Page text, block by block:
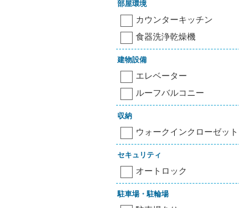
部屋環境
カウンターキッチン
食器洗浄乾燥機
建物設備
エレベーター
ルーフバルコニー
収納
ウォークインクローゼット
セキュリティ
オートロック
駐車場・駐輪場